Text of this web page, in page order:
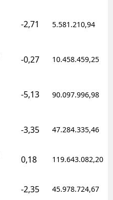
-2,71 5.581.210,94
-0,27 10.458.459,25
-5,13 90.097.996,98
-3,35 47.284.335,46
0,18 119.643.082,20
-2,35 45.978.724,67